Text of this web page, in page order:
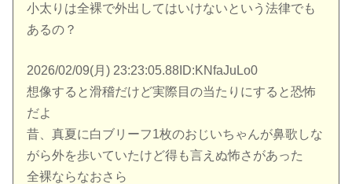
小太りは全裸で外出してはいけないという法律でも
あるの？
2026/02/09(月) 23:23:05.88ID:KNfaJuLo0
想像すると滑稽だけど実際目の当たりにすると恐怖
だよ
昔、真夏に白ブリーフ1枚のおじいちゃんが鼻歌しな
がら外を歩いていたけど得も言えぬ怖さがあった
全裸ならなおさら